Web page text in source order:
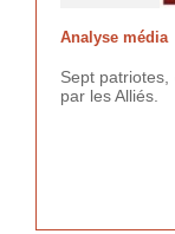
Analyse média
Sept
par les Alliés.